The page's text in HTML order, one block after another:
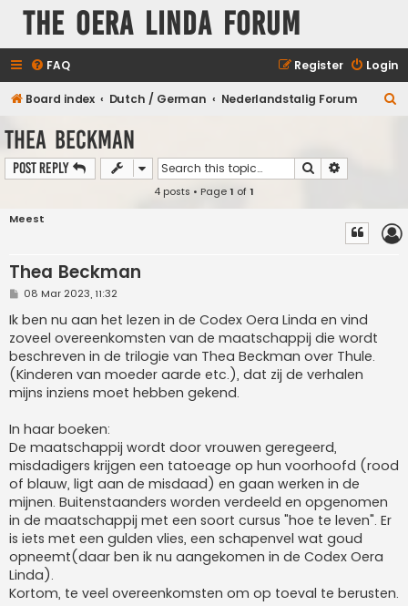
The Oera Linda Forum
FAQ Login
Register
Board index Dutch / German Nederlandstalig Forum
Thea Beckman
Post Reply Search
4 posts • Page1 of1
Meest
Thea Beckman
P
s
t
08 Mar 2023, 11:32
Ik ben nu aan het lezen in de Codex Oera Linda en vind
zoveel overeenkomsten van de maatschappij die wordt
beschreven in de trilogie van Thea Beckman over Thule.
(Kinderen van moeder aarde etc.), dat zij de verhalen
mijns inziens moet hebben gekend.
In haar boeken:
De maatschappij wordt door vrouwen geregeerd,
misdadigers krijgen een tatoeage op hun voorhoofd (rood
of blauw, ligt aan de misdaad) en gaan werken in de
mijnen. Buitenstaanders worden verdeeld en opgenomen
in de maatschappij met een soort cursus "hoe te leven". Er
is iets met een gulden vlies, een schapenvel wat goud
opneemt(daar ben ik nu aangekomen in de Codex Oera
Linda).
Kortom, te veel overeenkomsten om op toeval te berusten.